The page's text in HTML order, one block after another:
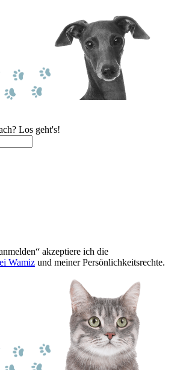
Los geht's!
akzeptiere ich die
Wamiz und meiner Persönlichkeitsrechte.